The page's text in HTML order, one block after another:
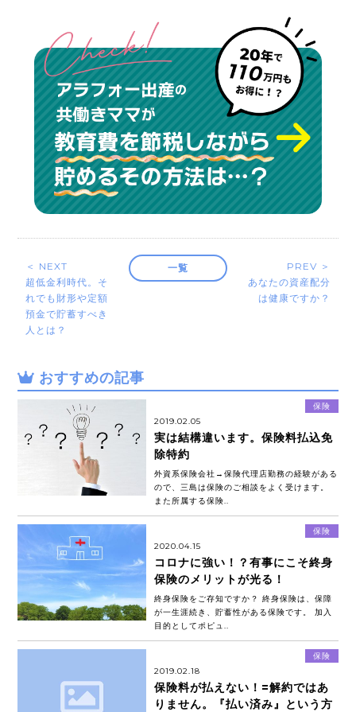
＜ NEXT
超低金利時代。そ
れでも財形や定額
預金で貯蓄すべき
人とは？
一覧
PREV ＞
あなたの資産配分
は健康ですか？
おすすめの記事
保険
2019.02.05
実は結構違います。保険料払込免
除特約
外資系保険会社→保険代理店勤務の経験がある
ので、三島は保険のご相談をよく受けます。
また所属する保険..
保険
2020.04.15
コロナに強い！？有事にこそ終身
保険のメリットが光る！
終身保険をご存知ですか？ 終身保険は、保障
が一生涯続き、貯蓄性がある保険です。 加入
目的としてポピュ..
保険
2019.02.18
保険料が払えない！=解約ではあ
りません。『払い済み』という方